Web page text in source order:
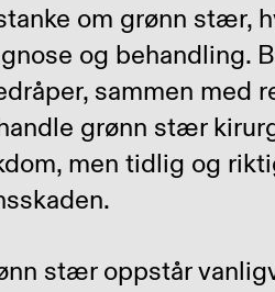
om grønn stær,
og behandling.
sammen med
grønn stær
men tidlig og
stær oppstår